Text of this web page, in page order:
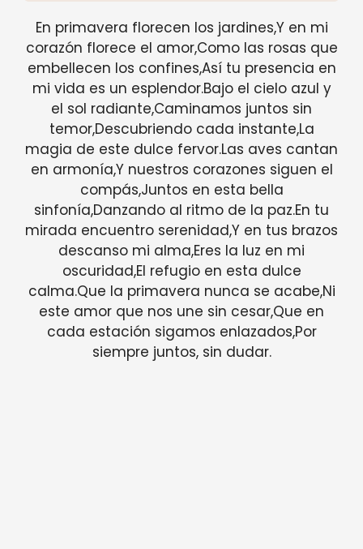
En primavera florecen los jardines,Y en mi
corazón florece el amor,Como las rosas que
embellecen los confines,Así tu presencia en
mi vida es un esplendor.Bajo el cielo azul y
el sol radiante,Caminamos juntos sin
temor,Descubriendo cada instante,La
magia de este dulce fervor.Las aves cantan
en armonía,Y nuestros corazones siguen el
compás,Juntos en esta bella
sinfonía,Danzando al ritmo de la paz.En tu
mirada encuentro serenidad,Y en tus brazos
descanso mi alma,Eres la luz en mi
oscuridad,El refugio en esta dulce
calma.Que la primavera nunca se acabe,Ni
este amor que nos une sin cesar,Que en
cada estación sigamos enlazados,Por
siempre juntos, sin dudar.